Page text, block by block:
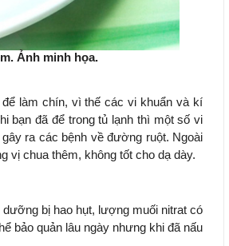
Ảnh minh họa.
làm chín, vì thế các vi khuẩn và kí
bạn đã để trong tủ lạnh thì một số vi
ra các bệnh về đường ruột. Ngoài
vị chua thêm, không tốt cho dạ dày.
bị hao hụt, lượng muối nitrat có
bảo quản lâu ngày nhưng khi đã nấu